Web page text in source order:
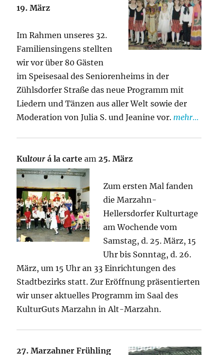
19. März
Im Rahmen unseres 32.
Familiensingens stellten
wir vor über 80 Gästen
im Speisesaal des Seniorenheims in der
Zühlsdorfer Straße das neue Programm mit
Liedern und Tänzen aus aller Welt sowie der
Moderation von Julia S. und Jeanine vor. mehr…
Kultour á la carteam 25. März
Zum ersten Mal fanden
die Marzahn-
Hellersdorfer Kulturtage
am Wochende vom
Samstag, d. 25. März, 15
Uhr bis Sonntag, d. 26.
März, um 15 Uhr an 33 Einrichtungen des
Stadtbezirks statt. Zur Eröffnung präsentierten
wir unser aktuelles Programm im Saal des
KulturGuts Marzahn in Alt-Marzahn.
27. Marzahner Frühling